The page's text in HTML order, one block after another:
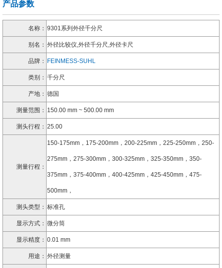
产品参数
名称： 9301系列外径千分尺
别名： 外径比较仪,外径千分尺,外径卡尺
品牌： FEINMESS-SUHL
类别： 千分尺
产地： 德国
测量范围： 150.00 mm ~ 500.00 mm
测头行程： 25.00
测量行程：
150-175mm，175-200mm，200-225mm，225-250mm，250-
275mm，275-300mm，300-325mm，325-350mm，350-
375mm，375-400mm，400-425mm，425-450mm，475-
500mm，
测头类型： 标准孔
显示方式： 微分筒
显示精度： 0.01 mm
用途： 外径测量